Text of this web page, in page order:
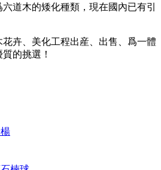
六道木的矮化種類，現在國內已有引
卉、美化工程出産、出售、爲一體
的挑選！